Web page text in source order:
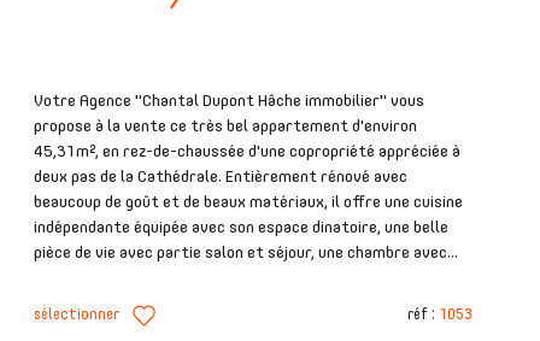
Votre Agence "Chantal Dupont Hâche immobilier" vous
propose à la vente ce très bel appartement d'environ
45,31m², en rez-de-chaussée d'une copropriété appréciée à
deux pas de la Cathédrale. Entièrement rénové avec
beaucoup de goût et de beaux matériaux, il offre une cuisine
indépendante équipée avec son espace dinatoire, une belle
pièce de vie avec partie salon et séjour, une chambre avec...
sélectionner réf : 1053